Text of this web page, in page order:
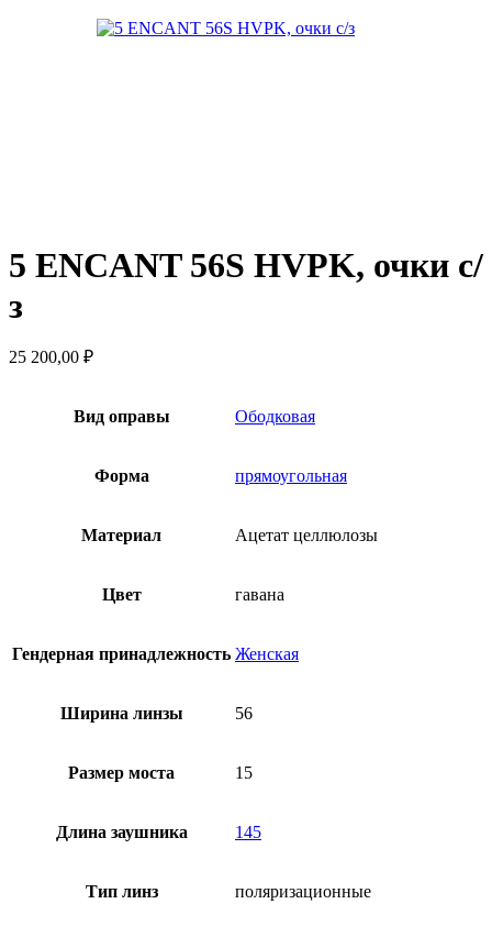
5 ENCANT 56S HVPK, очки с/
з
25 200,00 ₽
Вид оправы Ободковая
Форма прямоугольная
Материал Ацетат целлюлозы
Цвет гавана
Гендерная принадлежность Женская
Ширина линзы 56
Размер моста 15
Длина заушника 145
Тип линз поляризационные